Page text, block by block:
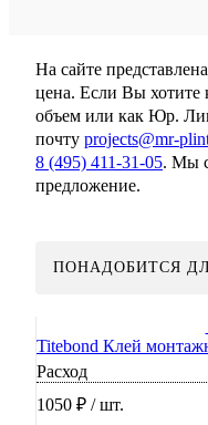
На сайте
цена. Если Вы хотите
объем или как Юр.
почту projects@mr-
8 (495) 411-31-05. Мы
предложение.
ПОНАДОБИТСЯ
Titebond Клей
Расход
1050 ₽ / шт.